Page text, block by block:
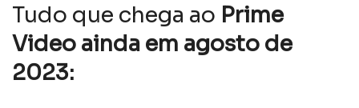
Tudo que chega ao Prime
Video ainda em agosto de
2023: